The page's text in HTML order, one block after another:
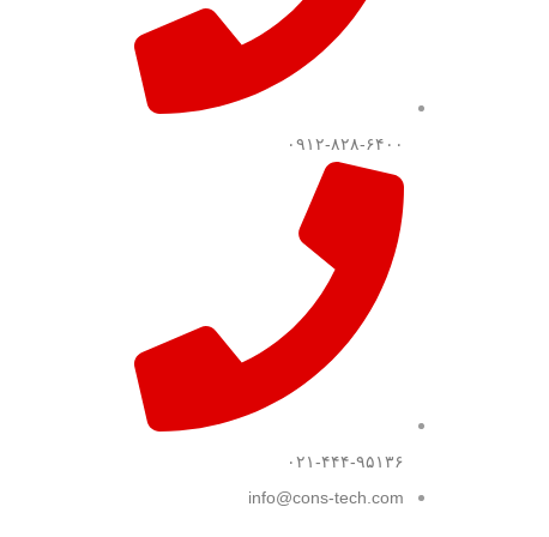
۰۹۱۲-۸۲۸-۶۴۰۰
۰۲۱-۴۴۴-۹۵۱۳۶
info@cons-tech.com